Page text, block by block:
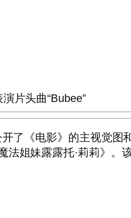
片头曲“Bubee”
了《电影》的主视觉图
法姐妹露露托·莉莉》。